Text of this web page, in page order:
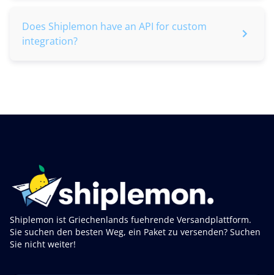
Does Shiplemon have an API for custom
integration?
Shiplemon ist Griechenlands fuehrende Versandplattform.
Sie suchen den besten Weg, ein Paket zu versenden? Suchen
Sie nicht weiter!